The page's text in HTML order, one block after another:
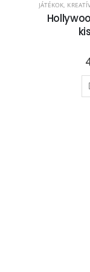
JÁTÉKOK